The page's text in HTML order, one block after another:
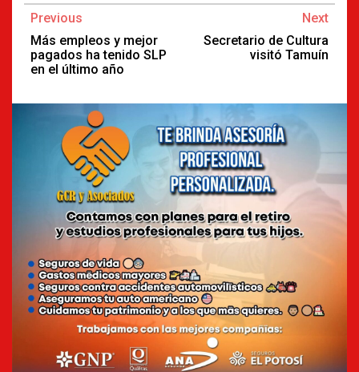
Continue
Reading
Previous
Más empleos y mejor
pagados ha tenido SLP
en el último año
Next
Secretario de Cultura
visitó Tamuín